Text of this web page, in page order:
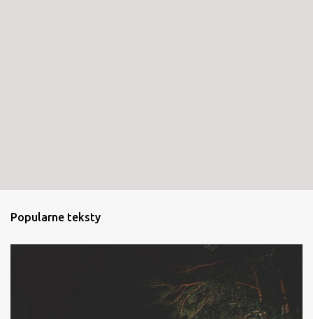
Popularne teksty